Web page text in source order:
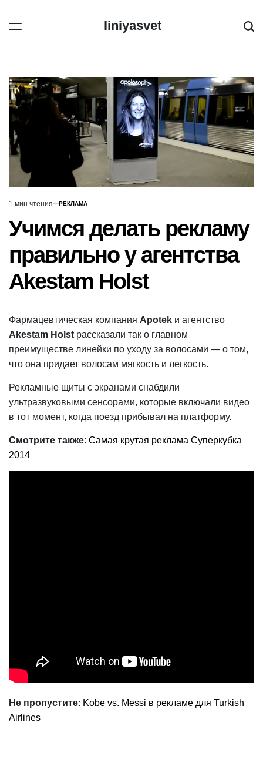
liniyasvet
Расчётное
время
чтения
1 мин чтения
ОПУБЛИКОВАНО
РЕКЛАМА
Учимся делать рекламу
правильно у агентства
Akestam Holst
Фармацевтическая компания Apotek и агентство
Akestam Holst рассказали так о главном
преимуществе линейки по уходу за волосами — о том,
что она придает волосам мягкость и легкость.
Рекламные щиты с экранами снабдили
ультразвуковыми сенсорами, которые включали видео
в тот момент, когда поезд прибывал на платформу.
Смотрите также: Самая крутая реклама Суперкубка
2014
Не пропустите: Kobe vs. Messi в рекламе для Turkish
Airlines